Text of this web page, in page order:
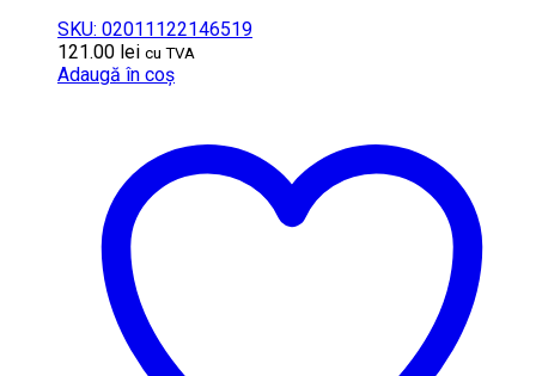
SKU: 02011122146519
121.00 lei cu TVA
Adaugă în coș